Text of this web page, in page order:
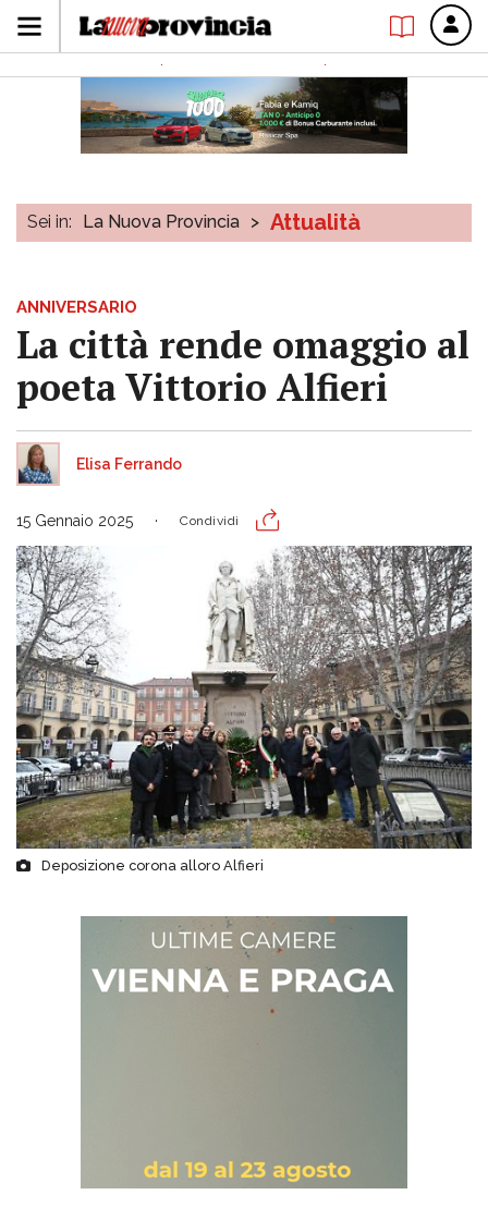
Sei in: La Nuova Provincia > Attualità
ANNIVERSARIO
La città rende omaggio al
poeta Vittorio Alfieri
Elisa Ferrando
15 Gennaio 2025 Condividi
Deposizione corona alloro Alfieri